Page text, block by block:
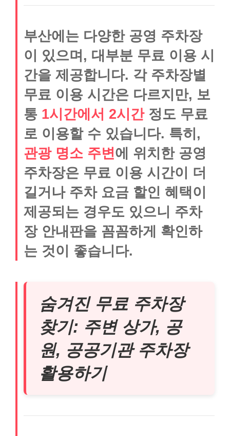
부산에는 다양한 공영 주차장
이 있으며, 대부분 무료 이용 시
간을 제공합니다. 각 주차장별
무료 이용 시간은 다르지만, 보
통 1시간에서 2시간정도 무료
로 이용할 수 있습니다. 특히,
관광 명소 주변에 위치한 공영
주차장은 무료 이용 시간이 더
길거나 주차 요금 할인 혜택이
제공되는 경우도 있으니 주차
장 안내판을 꼼꼼하게 확인하
는 것이 좋습니다.
숨겨진 무료 주차장
찾기: 주변 상가, 공
원, 공공기관 주차장
활용하기